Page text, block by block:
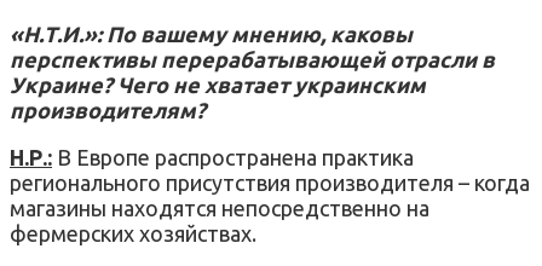
«Н.Т.И.»: По вашему мнению, каковы
перспективы перерабатывающей отрасли в
Украине? Чего не хватает украинским
производителям?
Н.Р.: В Европе распространена практика
регионального присутствия производителя – когда
магазины находятся непосредственно на
фермерских хозяйствах.